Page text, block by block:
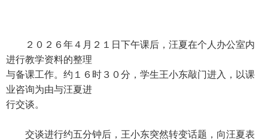
２０２６年４月２１日下午课后，汪夏在个人办公室内
进行教学资料的整理
与备课工作。约１６时３０分，学生王小东敲门进入，以课
业咨询为由与汪夏进
行交谈。
交谈进行约五分钟后，王小东突然转变话题，向汪夏表